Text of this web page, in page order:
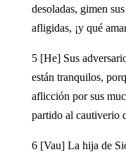
desoladas, gimen
afligidas, ¡y qué
5 [He] Sus
están tranquilos,
aflicción por sus
partido al cautiverio
6 [Vau] La hija de